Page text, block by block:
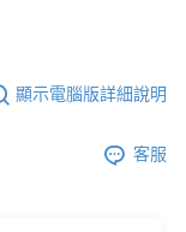
顯示電腦版詳細說明
客服